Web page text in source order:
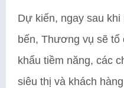
Dự kiến, ngay sau
bến, Thương vụ sẽ
khẩu tiềm năng, các
siêu thị và khách